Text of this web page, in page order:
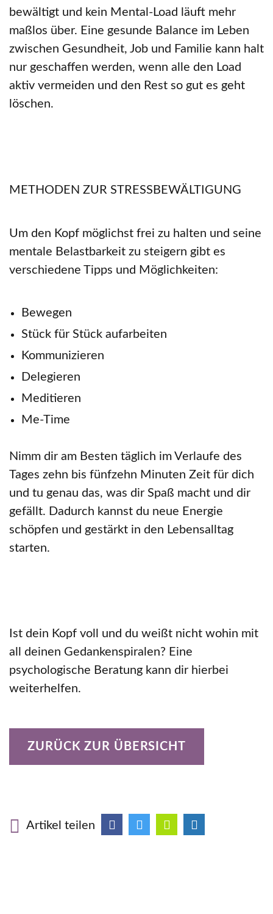
bewältigt und kein Mental-Load läuft mehr
maßlos über. Eine gesunde Balance im Leben
zwischen Gesundheit, Job und Familie kann halt
nur geschaffen werden, wenn alle den Load
aktiv vermeiden und den Rest so gut es geht
löschen.
METHODEN ZUR STRESSBEWÄLTIGUNG
Um den Kopf möglichst frei zu halten und seine
mentale Belastbarkeit zu steigern gibt es
verschiedene Tipps und Möglichkeiten:
Bewegen
Stück für Stück aufarbeiten
Kommunizieren
Delegieren
Meditieren
Me-Time
Nimm dir am Besten täglich im Verlaufe des
Tages zehn bis fünfzehn Minuten Zeit für dich
und tu genau das, was dir Spaß macht und dir
gefällt. Dadurch kannst du neue Energie
schöpfen und gestärkt in den Lebensalltag
starten.
Ist dein Kopf voll und du weißt nicht wohin mit
all deinen Gedankenspiralen? Eine
psychologische Beratung kann dir hierbei
weiterhelfen.
ZURÜCK ZUR ÜBERSICHT
Artikel teilen